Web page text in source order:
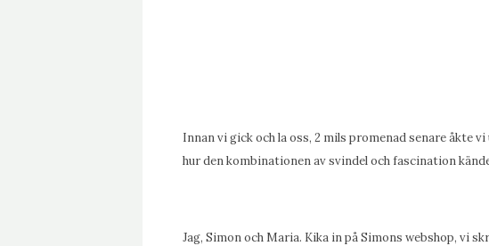
Innan vi gick och la oss, 2 mils promenad senare åkte
hur den kombinationen av svindel och fascination
Jag, Simon och Maria. Kika in på Simons webshop, vi